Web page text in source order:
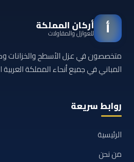
أ أركان المملكة
للعوازل والمقاولات
متخصصون في عزل الأسطح والخزانات
المباني في جميع أنحاء المملكة
روابط سريعة
الرئيسية
من نحن